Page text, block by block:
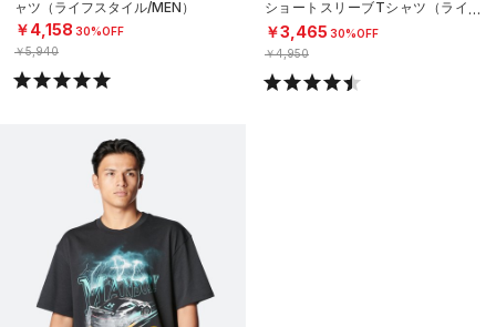
ャツ（ライフスタイル/MEN）
￥4,158 30%OFF
￥5,940
ショートスリーブTシャツ（ライフ
スタイル/MEN）
￥3,465 30%OFF
￥4,950